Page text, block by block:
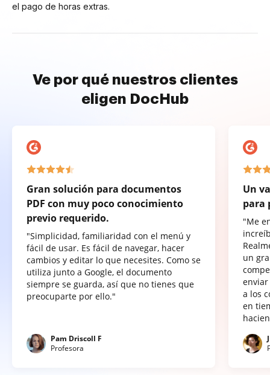
el pago de horas extras.
Ve por qué nuestros clientes
eligen DocHub
Gran solución para documentos
PDF con muy poco conocimiento
previo requerido.
"Simplicidad, familiaridad con el menú y
fácil de usar. Es fácil de navegar, hacer
cambios y editar lo que necesites. Como se
utiliza junto a Google, el documento
siempre se guarda, así que no tienes que
preocuparte por ello."
Pam Driscoll F
Profesora
Un
para
"Me
un
a los
en